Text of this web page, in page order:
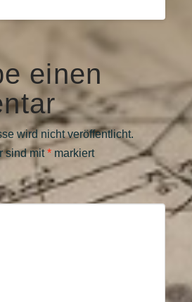
einen
wird nicht veröffentlicht.
sind mit* markiert